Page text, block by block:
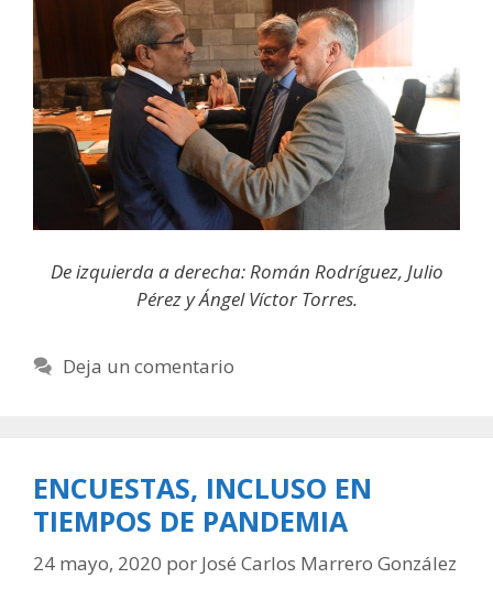
De izquierda a derecha: Román Rodríguez, Julio
Pérez y Ángel Víctor Torres.
Deja un comentario
ENCUESTAS, INCLUSO EN
TIEMPOS DE PANDEMIA
24 mayo, 2020 por José Carlos Marrero González